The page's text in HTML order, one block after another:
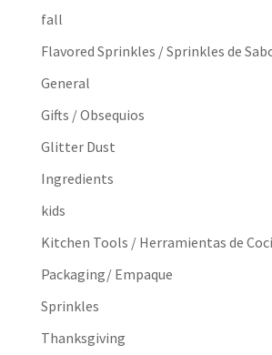
fall
Flavored Sprinkles / Sprinkles de
General
Gifts / Obsequios
Glitter Dust
Ingredients
kids
Kitchen Tools / Herramientas de
Packaging/ Empaque
Sprinkles
Thanksgiving